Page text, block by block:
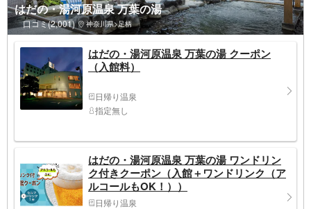
はだの・湯河原温泉 万葉の湯
口コミ(2,001) 神奈川県>足柄
はだの・湯河原温泉 万葉の湯 クーポン
（入館料）
日帰り温泉
指定無し
はだの・湯河原温泉 万葉の湯 ワンドリン
ク付きクーポン（入館＋ワンドリンク（ア
ルコールもOK！））
日帰り温泉